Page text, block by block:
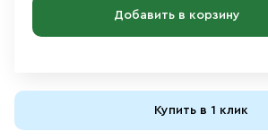
Добавить в корзину
Купить в 1 клик